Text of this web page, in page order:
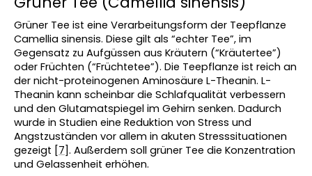
Grüner Tee ist eine Verarbeitungsform der Teepflanze
Camellia sinensis. Diese gilt als “echter Tee”, im
Gegensatz zu Aufgüssen aus Kräutern (“Kräutertee”)
oder Früchten (“Früchtetee”). Die Teepflanze ist reich an
der nicht-proteinogenen Aminosäure L-Theanin. L-
Theanin kann scheinbar die Schlafqualität verbessern
und den Glutamatspiegel im Gehirn senken. Dadurch
wurde in Studien eine Reduktion von Stress und
Angstzuständen vor allem in akuten Stresssituationen
gezeigt [7]. Außerdem soll grüner Tee die Konzentration
und Gelassenheit erhöhen.